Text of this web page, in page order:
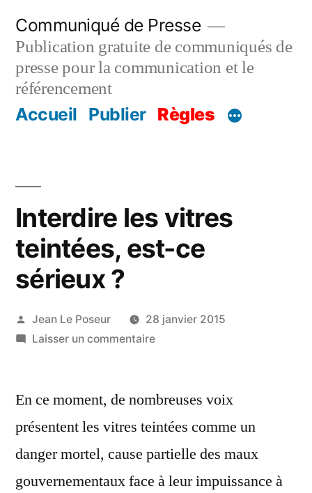
contenu
Communiqué de Presse
Publication gratuite de communiqués de
presse pour la communication et le
référencement
Accueil Publier Règles
Interdire les vitres
teintées, est-ce
sérieux ?
Publié
par
Jean Le Poseur
28 janvier 2015
Laisser un commentairesur
vitres
est-
ce
sérieux
En ce moment, de nombreuses voix
présentent les vitres teintées comme un
danger mortel, cause partielle des maux
gouvernementaux face à leur impuissance à